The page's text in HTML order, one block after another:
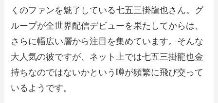
くのファンを魅了している七五三掛龍也さん。グ
ループが全世界配信デビューを果たしてからは、
さらに幅広い層から注目を集めています。そんな
大人気の彼ですが、ネット上では七五三掛龍也金
持ちなのではないかという噂が頻繁に飛び交って
いるようです。